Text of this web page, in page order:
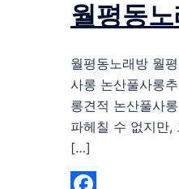
월평동
월평동노래방 월
사롱 논산풀사롱
롱견적 논산풀사
파헤칠 수 없지만,
[…]